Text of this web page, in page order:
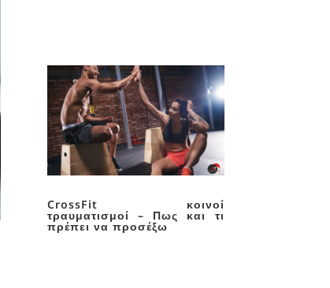
CrossFit κοινοί
τραυματισμοί – Πως και τι
πρέπει να προσέξω